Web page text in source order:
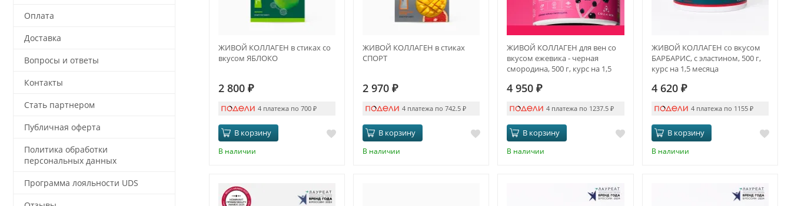
ЖИВОЙ КОЛЛАГЕН в стиках со
вкусом ЯБЛОКО
2 800 ₽
4 платежа по 700₽
В корзину
В наличии
ЖИВОЙ КОЛЛАГЕН в стиках
СПОРТ
2 970 ₽
4 платежа по 742.5₽
В корзину
В наличии
ЖИВОЙ КОЛЛАГЕН для вен со
вкусом ежевика - черная
смородина, 500 г, курс на 1,5
4 950₽
4 платежа по 1237.5 ₽
В корзину
В наличии
ЖИВОЙ КОЛЛАГЕН со вкусом
БАРБАРИС, с эластином, 500 г,
курс на 1,5 месяца
4 620 ₽
4 платежа по 1155₽
В корзину
В наличии
Оплата
Доставка
Вопросы и ответы
Контакты
Стать партнером
Публичная оферта
Политика обработки
персональных данных
Программа лояльности UDS